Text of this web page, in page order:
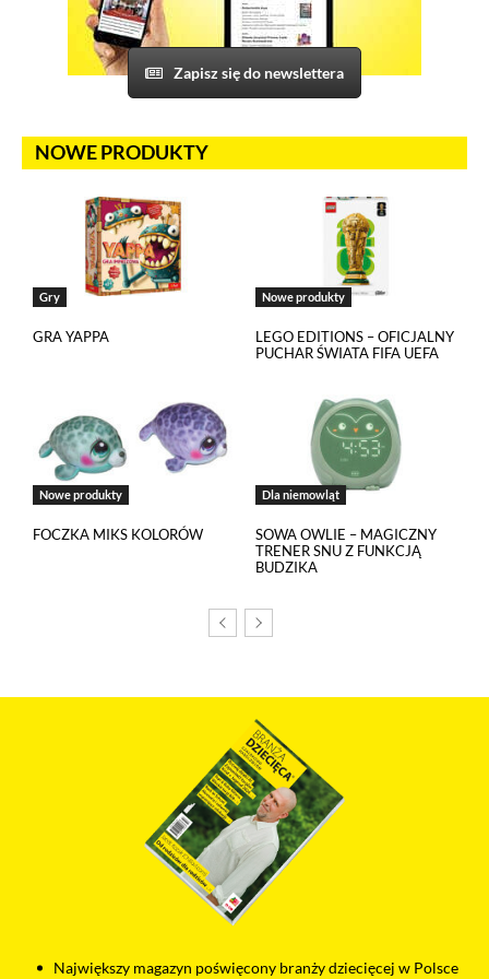
Zapisz się do newslettera
NOWE PRODUKTY
Gry
GRA YAPPA
Nowe produkty
LEGO EDITIONS – OFICJALNY
PUCHAR ŚWIATA FIFA UEFA
Nowe produkty
FOCZKA MIKS KOLORÓW
Dla niemowląt
SOWA OWLIE – MAGICZNY
TRENER SNU Z FUNKCJĄ
BUDZIKA
Największy magazyn poświęcony branży dziecięcej w Polsce
do swojego prawidłowego działania pliki cookies pochodzące
od ich dostawców. Dostawcy mogą uzyskiwać dostęp
do informacji gromadzonych w plikach cookies. Możesz
wyłączyć pliki cookies związane z odtwarzaczami, ale wtedy
nie będziesz w stanie obejrzeć treści osadzonych w formie